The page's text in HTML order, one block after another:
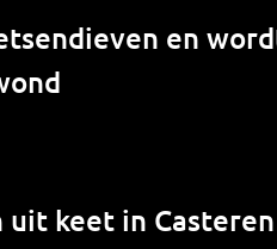
en
uit keet in Casteren